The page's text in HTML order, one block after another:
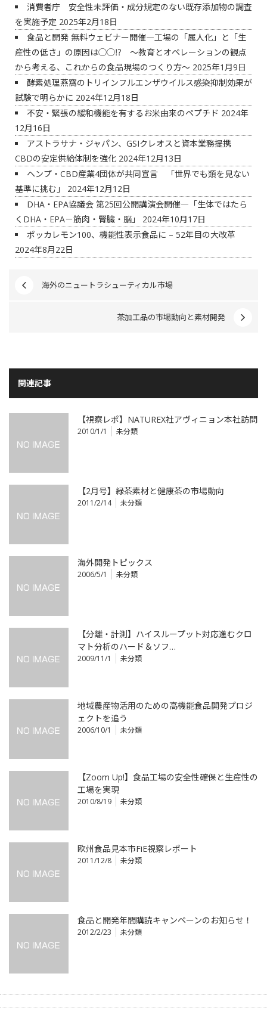
消費者庁 安全性未評価・成分規定のない既存添加物の調査
を実施予定 2025年2月18日
食品と開発 無料ウェビナー開催―工場の「属人化」と「生
産性の低さ」の原因は◯◯⁉ ～教育とオペレーションの観点
から考える、これからの食品現場のつくり方～ 2025年1月9日
酵素処理燕窩のトリインフルエンザウイルス感染抑制効果が
試験で明らかに 2024年12月18日
不安・緊張の緩和機能を有するお米由来のペプチド 2024年
12月16日
アストラサナ・ジャパン、GSIクレオスと資本業務提携
CBDの安定供給体制を強化 2024年12月13日
ヘンプ・CBD産業4団体が共同宣言 「世界でも類を見ない
基準に挑む」
2024年12月12日
DHA・EPA協議会 第25回公開講演会開催―「生体ではたら
くDHA・EPA－筋肉・腎臓・脳」
2024年10月17日
ポッカレモン100、機能性表示食品に – 52年目の大改革
2024年8月22日
海外のニュートラシューティカル市場
茶加工品の市場動向と素材開発
関連記事
【視察レポ】NATUREX社アヴィニョン本社訪問
2010/1/1 未分類
【2月号】緑茶素材と健康茶の市場動向
2011/2/14 未分類
海外開発トピックス
2006/5/1 未分類
【分離・計測】ハイスループット対応進むクロ
マト分析のハード＆ソフ…
2009/11/1 未分類
地域農産物活用のための高機能食品開発プロジ
ェクトを追う
2006/10/1 未分類
【Zoom Up!】食品工場の安全性確保と生産性の
工場を実現
2010/8/19 未分類
欧州食品見本市FiE視察レポート
2011/12/8 未分類
食品と開発年間購読キャンペーンのお知らせ！
2012/2/23 未分類